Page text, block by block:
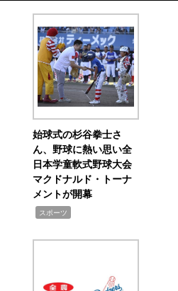
始球式の杉谷拳士さ
ん、野球に熱い思い全
日本学童軟式野球大会
マクドナルド・トーナ
メントが開幕
スポーツ